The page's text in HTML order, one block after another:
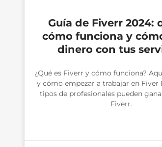
Guía de Fiverr 2024:
cómo funciona y
dinero con tus
¿Qué es Fiverr y cómo funciona?
y cómo empezar a trabajar en Fiver
tipos de profesionales pueden
Fiverr.